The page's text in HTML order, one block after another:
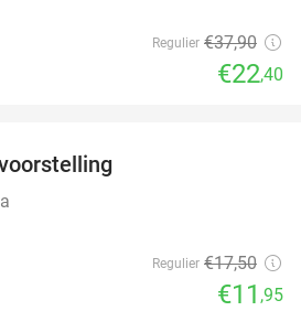
Regulier €37,90
€22,40
Regulier €17,50
€11 ,95